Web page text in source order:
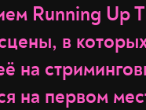
Running Up
в
на
на первом